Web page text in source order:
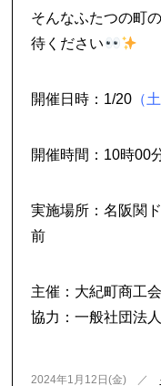
そんなふたつの町
待ください
開催日時：1/20 （
開催時間：10時00
実施場所：名阪関
前
主催：大紀町商工会
協力：一般社団法
2024年1月12日(金) ／